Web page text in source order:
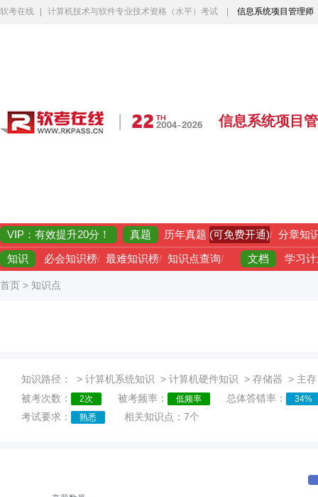
软考在线 计算机技术与软件专业技术资格（水平）考试 信息系统项目管理师
信息系统项目
VIP：有效提升20分！ 真题 历年真题 (可免费开通)/ 分章知
知识 必会知识榜/ 最难知识榜/ 知识点查询/ 文档 学习
首页 > 知识点
知识路径： > 计算机系统知识 > 计算机硬件知识 > 存储器 > 主
被考次数：
2次 被考频率： 低频率 总体答错率： 34%
考试要求： 熟悉 相关知识点：7个